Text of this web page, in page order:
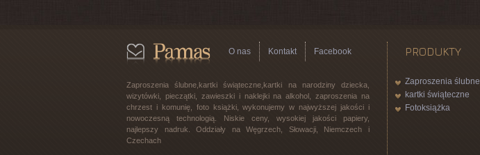
O nas Kontakt Facebook
Zaproszenia ślubne,kartki świąteczne,kartki na narodziny dziecka,
wizytówki, pieczątki, zawieszki i naklejki na alkohol, zaproszenia na
chrzest i komunię, foto książki, wykonujemy w najwyższej jakości i
nowoczesną technologią. Niskie ceny, wysokiej jakości papiery,
najlepszy nadruk. Oddziały na Węgrzech, Słowacji, Niemczech i
Czechach
PRODUKTY
Zaproszenia ślubne
kartki świąteczne
Fotoksiążka